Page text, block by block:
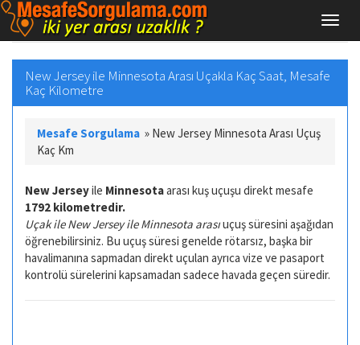
New Jersey ile Minnesota Arası Uçakla Kaç Saat, Mesafe
Kaç Kilometre
Mesafe Sorgulama » New Jersey Minnesota Arası Uçuş
Kaç Km
New Jerseyile Minnesotaarası kuş uçuşu direkt mesafe
1792 kilometredir.
Uçak ile New Jersey ile Minnesota arasıuçuş süresini aşağıdan
öğrenebilirsiniz. Bu uçuş süresi genelde rötarsız, başka bir
havalimanına sapmadan direkt uçulan ayrıca vize ve pasaport
kontrolü sürelerini kapsamadan sadece havada geçen süredir.